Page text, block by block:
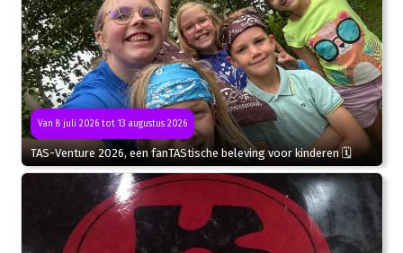
Van 8 juli 2026 tot 13 augustus 2026
TAS-Venture 2026, een fanTAStische beleving voor kinderen 🗓